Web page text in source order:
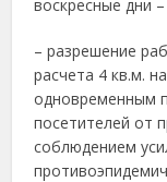
воскресные дни
– разрешение
расчета 4 кв.м.
одновременным
посетителей от
соблюдением